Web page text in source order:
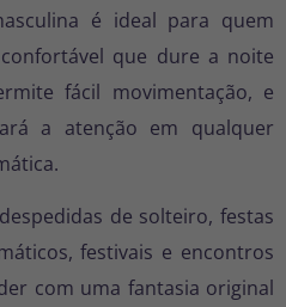
é ideal para quem
que dure a noite
fácil movimentação, e
a atenção em qualquer
de solteiro, festas
festivais e encontros
com uma fantasia original